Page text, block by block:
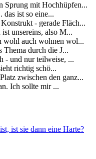
Sprung mit Hochhüpfen...
das ist so eine...
- gerade Fläch...
unsereins, also M...
wohl auch wohnen wol...
Thema durch die J...
- und nur teilweise, ...
richtig schö...
zwischen den ganz...
Ich sollte mir ...
ist sie dann eine Harte?